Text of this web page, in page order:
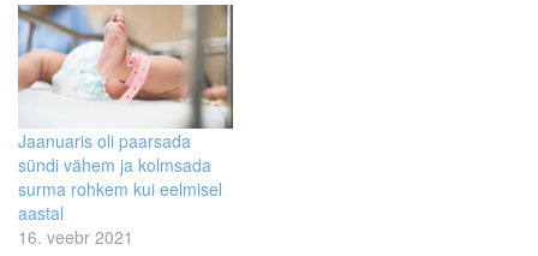
Jaanuaris oli paarsada
sündi vähem ja kolmsada
surma rohkem kui eelmisel
aastal
16. veebr 2021